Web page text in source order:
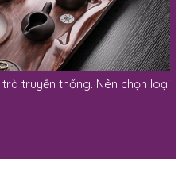
truyền thống. Nên chọn loại